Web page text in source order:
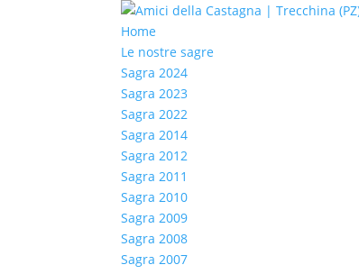
Home
Le nostre sagre
Sagra 2024
Sagra 2023
Sagra 2022
Sagra 2014
Sagra 2012
Sagra 2011
Sagra 2010
Sagra 2009
Sagra 2008
Sagra 2007